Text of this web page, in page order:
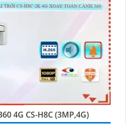
4G CS-H8C (3MP,4G)